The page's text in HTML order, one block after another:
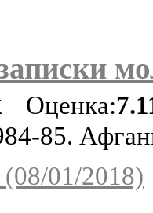
Оценка:
85.
01/2018)